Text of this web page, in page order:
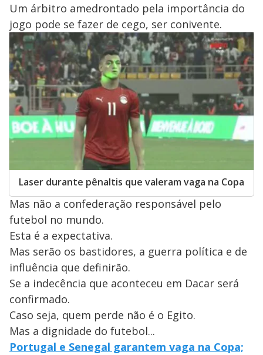
Um árbitro amedrontado pela importância do
jogo pode se fazer de cego, ser conivente.
Laser durante pênaltis que valeram vaga na Copa
Mas não a confederação responsável pelo
futebol no mundo.
Esta é a expectativa.
Mas serão os bastidores, a guerra política e de
influência que definirão.
Se a indecência que aconteceu em Dacar será
confirmado.
Caso seja, quem perde não é o Egito.
Mas a dignidade do futebol...
Portugal e Senegal garantem vaga na Copa;